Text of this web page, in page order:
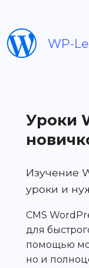
WP-
Уроки
Изучение
уроки и
CMS
для
помощью
но и